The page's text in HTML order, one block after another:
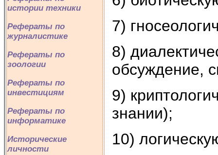
истории техники
Рефераты по
журналистике
Рефераты по
зоологии
Рефераты по
инвестициям
Рефераты по
информатике
Исторические
личности
7)
8)
обсуждение,
9)
знании);
10)